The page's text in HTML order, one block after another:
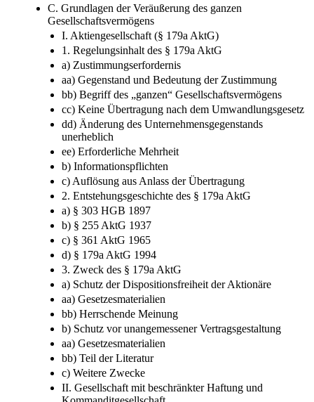
C. Grundlagen der Veräußerung des ganzen
Gesellschaftsvermögens
I. Aktiengesellschaft (§ 179a AktG)
1. Regelungsinhalt des § 179a AktG
a) Zustimmungserfordernis
aa) Gegenstand und Bedeutung der Zustimmung
bb) Begriff des „ganzen“ Gesellschaftsvermögens
cc) Keine Übertragung nach dem Umwandlungsgesetz
dd) Änderung des Unternehmensgegenstands
unerheblich
ee) Erforderliche Mehrheit
b) Informationspflichten
c) Auflösung aus Anlass der Übertragung
2. Entstehungsgeschichte des § 179a AktG
a) § 303 HGB 1897
b) § 255 AktG 1937
c) § 361 AktG 1965
d) § 179a AktG 1994
3. Zweck des § 179a AktG
a) Schutz der Dispositionsfreiheit der Aktionäre
aa) Gesetzesmaterialien
bb) Herrschende Meinung
b) Schutz vor unangemessener Vertragsgestaltung
aa) Gesetzesmaterialien
bb) Teil der Literatur
c) Weitere Zwecke
II. Gesellschaft mit beschränkter Haftung und